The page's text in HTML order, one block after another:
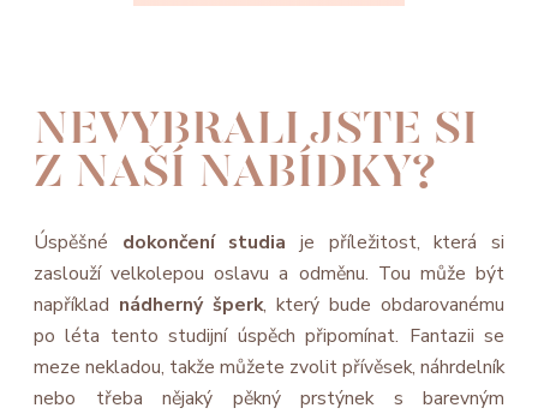
NEVYBRALI JSTE SI
Z NAŠÍ NABÍDKY?
Úspěšné dokončení studia je příležitost, která si
zaslouží velkolepou oslavu a odměnu. Tou může být
například nádherný šperk, který bude obdarovanému
po léta tento studijní úspěch připomínat. Fantazii se
meze nekladou, takže můžete zvolit přívěsek, náhrdelník
nebo třeba nějaký pěkný prstýnek s barevným